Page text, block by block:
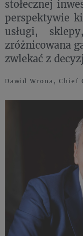
stołecznej
perspektywie
usługi,
zróżnicowana
zwlekać z
Dawid Wrona, Chief